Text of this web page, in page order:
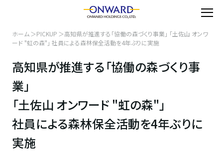
ホーム PICKUP
高知県が推進する「協働の森づくり事業」 「土佐山 オンワ
ード "虹の森"」 社員による森林保全活動を4年ぶりに実施
高知県が推進する「協働の森づくり事
業」
「土佐山 オンワード "虹の森"」
社員による森林保全活動を4年ぶりに
実施